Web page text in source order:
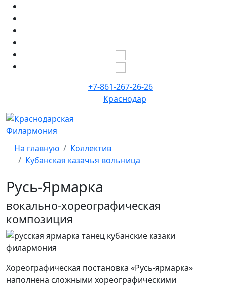
+7-861-267-26-26
Краснодар
На главную
Коллектив
Кубанская казачья вольница
Русь-Ярмарка
вокально-хореографическая
композиция
Хореографическая постановка «Русь-ярмарка»
наполнена сложными хореографическими